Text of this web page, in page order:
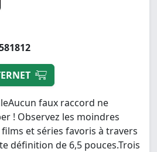
faux raccord ne
! Observez les moindres
et séries favoris à travers
définition de 6,5 pouces.Trois